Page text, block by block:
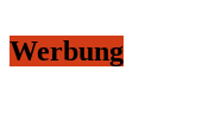
Werbung